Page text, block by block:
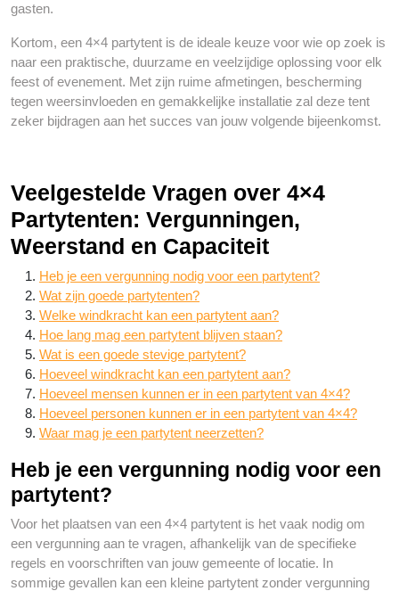
gasten.
Kortom, een 4×4 partytent is de ideale keuze voor wie op zoek is
naar een praktische, duurzame en veelzijdige oplossing voor elk
feest of evenement. Met zijn ruime afmetingen, bescherming
tegen weersinvloeden en gemakkelijke installatie zal deze tent
zeker bijdragen aan het succes van jouw volgende bijeenkomst.
Veelgestelde Vragen over 4×4
Partytenten: Vergunningen,
Weerstand en Capaciteit
Heb je een vergunning nodig voor een partytent?
Wat zijn goede partytenten?
Welke windkracht kan een partytent aan?
Hoe lang mag een partytent blijven staan?
Wat is een goede stevige partytent?
Hoeveel windkracht kan een partytent aan?
Hoeveel mensen kunnen er in een partytent van 4×4?
Hoeveel personen kunnen er in een partytent van 4×4?
Waar mag je een partytent neerzetten?
Heb je een vergunning nodig voor een
partytent?
Voor het plaatsen van een 4×4 partytent is het vaak nodig om
een vergunning aan te vragen, afhankelijk van de specifieke
regels en voorschriften van jouw gemeente of locatie. In
sommige gevallen kan een kleine partytent zonder vergunning